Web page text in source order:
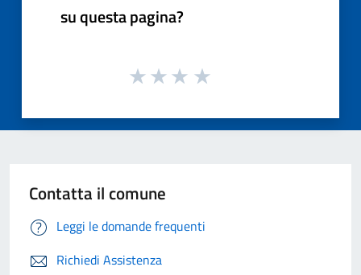
su questa pagina?
Contatta il comune
Leggi le domande frequenti
Richiedi Assistenza